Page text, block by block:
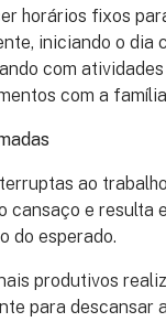
horários fixos
iniciando o dia
com
com a
ao
cansaço e resulta
do esperado.
produtivos
para descansar